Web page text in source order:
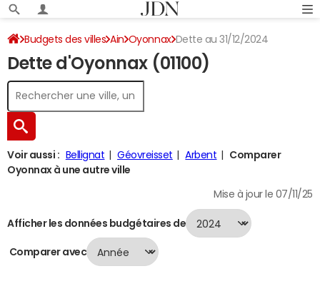
Budgets des villes Ain Oyonnax Dette au 31/12/2024
Dette d'Oyonnax (01100)
Voir aussi : Bellignat Géovreisset Arbent
Comparer
Oyonnax à une autre ville
Mise à jour le 07/11/25
Afficher les données budgétaires de
Comparer avec